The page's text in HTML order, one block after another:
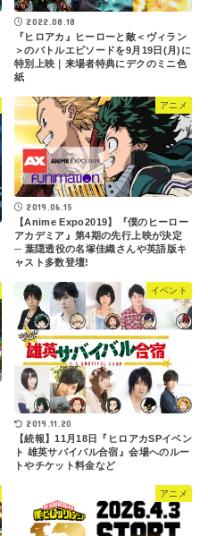
2022.08.18
『ヒロアカ』ヒーローと敵＜ヴィラン
＞のバトルエピソードを9月19日(月)に
特別上映｜来場者特典にデクのミニ色
紙
アニメ
2019.06.15
【Anime Expo2019】『僕のヒーロー
アカデミア』第4期の先行上映が決定
─ 葉隠透役の名塚佳織さんや英語版キ
ャスト多数登壇!
イベント
2019.11.20
【続報】11月18日『ヒロアカSPイベン
ト 雄英サバイバル合宿』会場へのルー
トやチケット料金など
アニメ